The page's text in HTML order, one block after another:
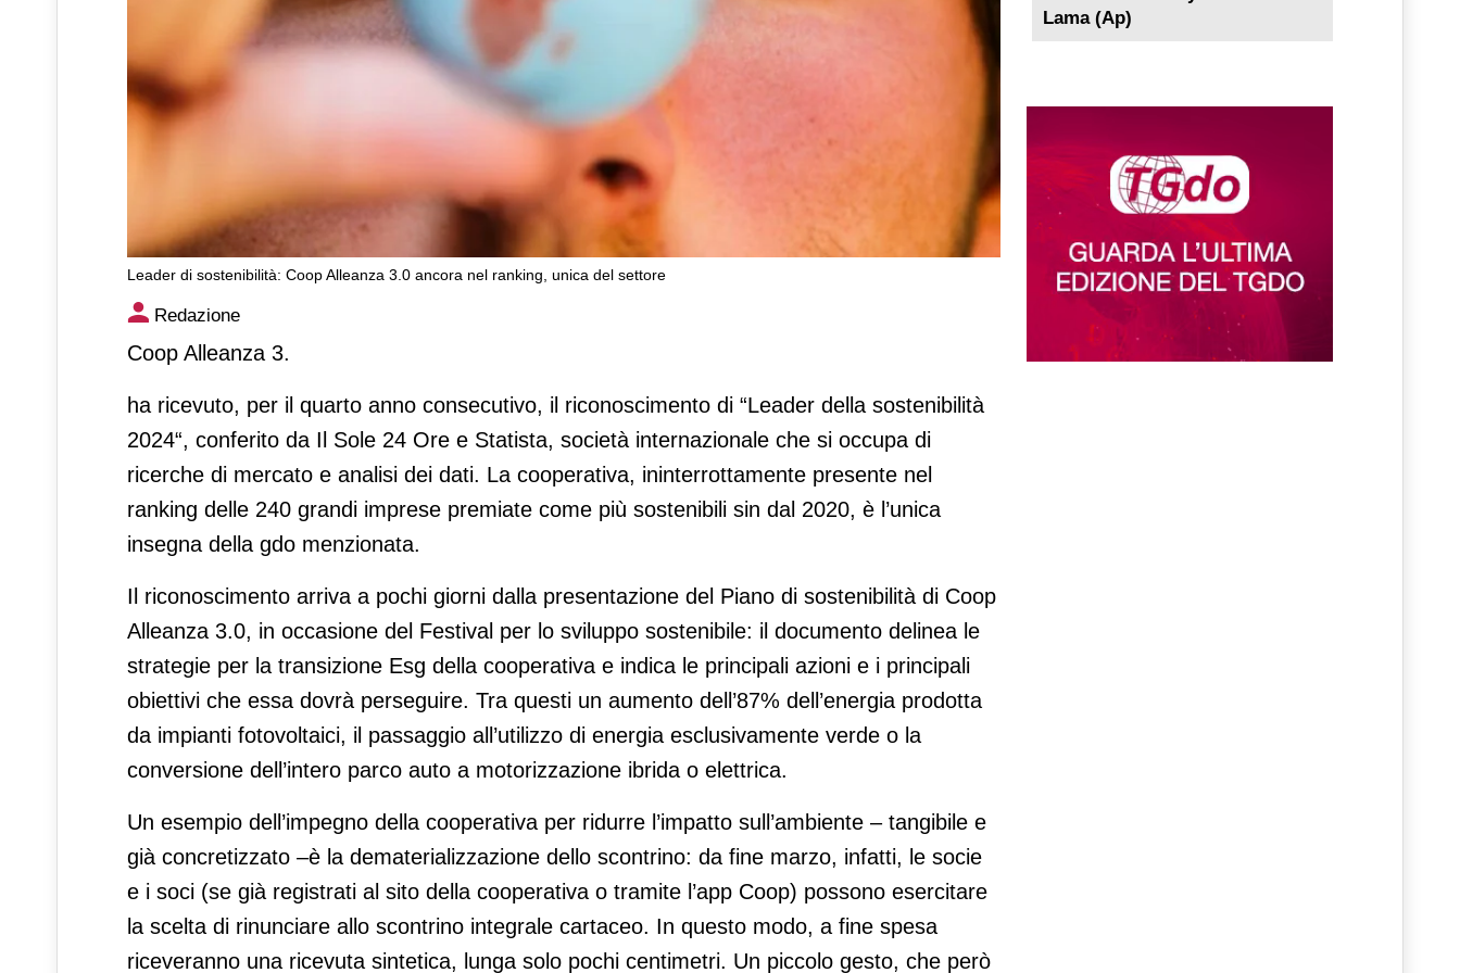
Leader di sostenibilità: Coop Alleanza 3.0 ancora nel ranking, unica del settore
Leader di sostenibilità: Coop Alleanza 3.0 ancora nel ranking, unica
del settore
Redazione
Coop Alleanza 3.
ha ricevuto, per il quarto anno consecutivo, il riconoscimento di “Leader della sostenibilità
2024“, conferito da Il Sole 24 Ore e Statista, società internazionale che si occupa di
ricerche di mercato e analisi dei dati. La cooperativa, ininterrottamente presente nel
ranking delle 240 grandi imprese premiate come più sostenibili sin dal 2020, è l’unica
insegna della gdo menzionata.
Il riconoscimento arriva a pochi giorni dalla presentazione del Piano di sostenibilità di Coop
Alleanza 3.0, in occasione del Festival per lo sviluppo sostenibile: il documento delinea le
strategie per la transizione Esg della cooperativa e indica le principali azioni e i principali
obiettivi che essa dovrà perseguire. Tra questi un aumento dell’87% dell’energia prodotta
da impianti fotovoltaici, il passaggio all’utilizzo di energia esclusivamente verde o la
conversione dell’intero parco auto a motorizzazione ibrida o elettrica.
Un esempio dell’impegno della cooperativa per ridurre l’impatto sull’ambiente – tangibile e
già concretizzato –è la dematerializzazione dello scontrino: da fine marzo, infatti, le socie
e i soci (se già registrati al sito della cooperativa o tramite l’app Coop) possono esercitare
la scelta di rinunciare allo scontrino integrale cartaceo. In questo modo, a fine spesa
riceveranno una ricevuta sintetica, lunga solo pochi centimetri. Un piccolo gesto, che però
Lama (Ap)